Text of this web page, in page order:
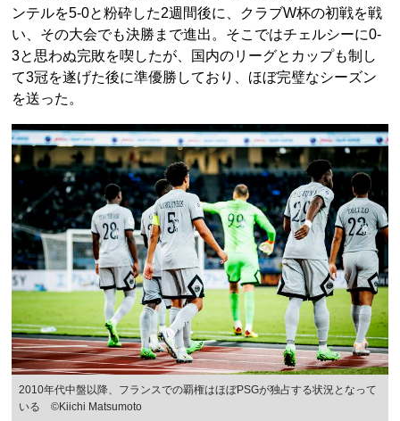
ンテルを5-0と粉砕した2週間後に、クラブW杯の初戦を戦
い、その大会でも決勝まで進出。そこではチェルシーに0-
3と思わぬ完敗を喫したが、国内のリーグとカップも制し
て3冠を遂げた後に準優勝しており、ほぼ完璧なシーズン
を送った。
2010年代中盤以降、フランスでの覇権はほぼPSGが独占する状況となって
いる ©Kiichi Matsumoto